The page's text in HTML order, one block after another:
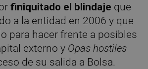
finiquitado el blindaje que
a la entidad en 2006 y que
para hacer frente a posibles
externo y Opas hostiles
de su salida a Bolsa.